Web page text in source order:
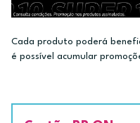
Cada produto poderá
é possível acumular